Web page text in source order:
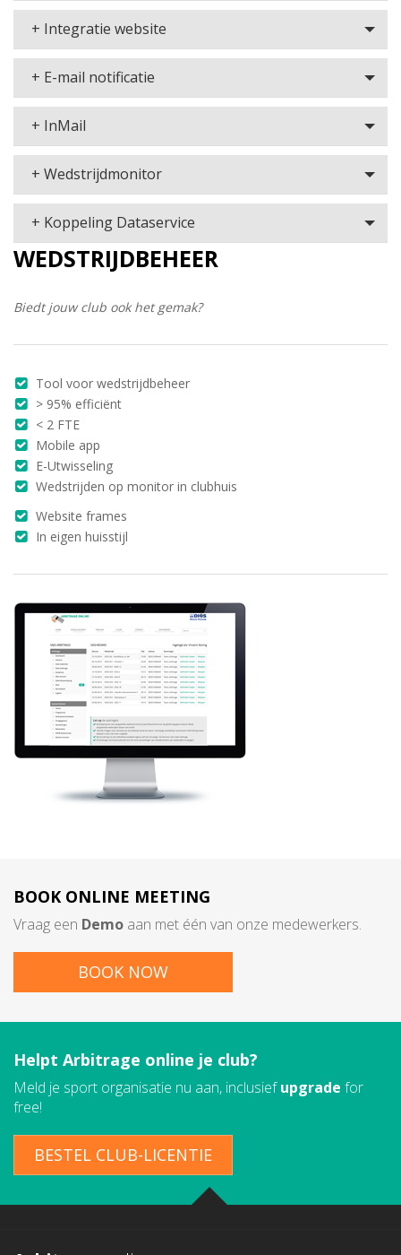
+ Integratie website
+ E-mail notificatie
+ InMail
+ Wedstrijdmonitor
+ Koppeling Dataservice
WEDSTRIJDBEHEER
Biedt jouw club ook het gemak?
Tool voor wedstrijdbeheer
> 95% efficiënt
< 2 FTE
Mobile app
E-Utwisseling
Wedstrijden op monitor in clubhuis
Website frames
In eigen huisstijl
BOOK ONLINE MEETING
Vraag een Demo aan met één van onze medewerkers.
BOOK NOW
Helpt Arbitrage online je club?
Meld je sport organisatie nu aan, inclusiefupgrade for
free!
BESTEL CLUB-LICENTIE